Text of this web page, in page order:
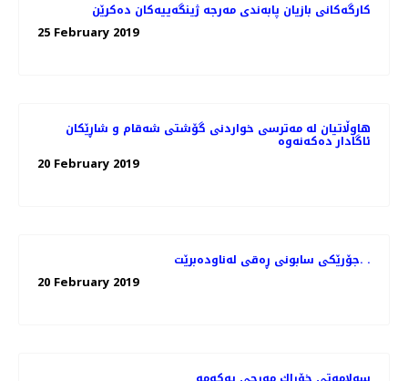
كارگه‌كانی بازیان پابه‌ندی مه‌رجه‌ ژینگه‌ییه‌كان ده‌كرێن
25 February 2019
هاوڵاتیان له‌ مەترسی خواردنی گۆشتی شەقام و شاڕێكان
20 February 2019
جۆرێكی سابونی ڕه‌قی له‌ناوده‌برێت. .
20 February 2019